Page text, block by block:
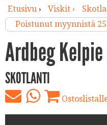
Etusivu› Viskit ›
Poistunut myynnistä
Ardbeg
SKOTLANTI